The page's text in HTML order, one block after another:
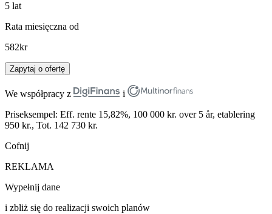
5 lat
Rata miesięczna od
582kr
Zapytaj o ofertę
We współpracy z
i
Priseksempel: Eff. rente 15,82%, 100 000 kr. over 5 år, etablering
950 kr., Tot. 142 730 kr.
Cofnij
REKLAMA
Wypełnij dane
i zbliż się do realizacji swoich planów